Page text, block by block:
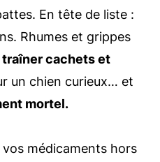
En tête de liste :
Rhumes et grippes
traîner cachets et
un chien curieux… et
mortel.
médicaments hors